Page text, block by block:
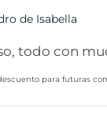
de Isabella
todo con
para futuras